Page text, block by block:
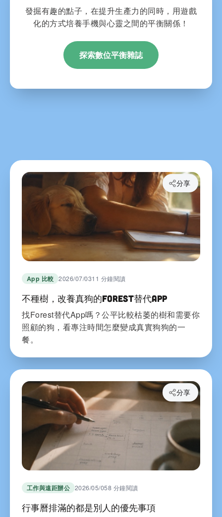
發掘有趣的點子，在提升生產力的同時，用遊戲
化的方式培養手機與心靈之間的平衡關係！
探索數位平衡雜誌
App 比較 2026/07/0311 分鐘閱讀
不種樹，改養真狗的Forest替代App
找Forest替代App嗎？公平比較枯萎的樹和需要你
照顧的狗，看專注時間怎麼變成真實狗狗的一
餐。
分享
工作與遠距辦公 2026/05/058 分鐘閱讀
行事曆排滿的都是別人的優先事項
分享